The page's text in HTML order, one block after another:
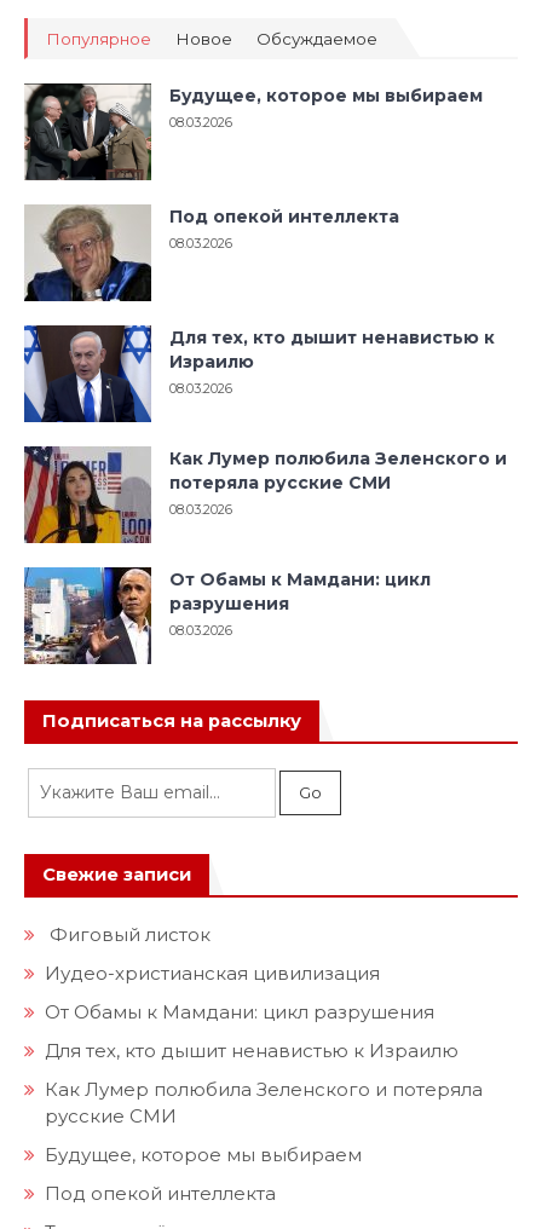
Популярное Новое Обсуждаемое
Будущее, которое мы выбираем
08.03.2026
Под опекой интеллекта
08.03.2026
Для тех, кто дышит ненавистью к
Израилю
08.03.2026
Как Лумер полюбила Зеленского и
потеряла русские СМИ
08.03.2026
От Обамы к Мамдани: цикл
разрушения
08.03.2026
Подписаться на рассылку
Свежие записи
Фиговый листок
Иудео-христианская цивилизация
От Обамы к Мамдани: цикл разрушения
Для тех, кто дышит ненавистью к Израилю
Как Лумер полюбила Зеленского и потеряла
русские СМИ
Будущее, которое мы выбираем
Под опекой интеллекта